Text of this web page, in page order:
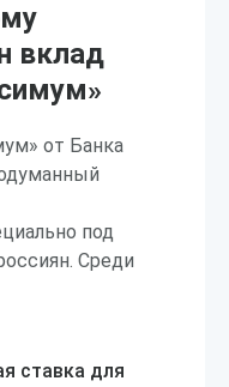
вклад
от Банка
под
Среди
ставка для